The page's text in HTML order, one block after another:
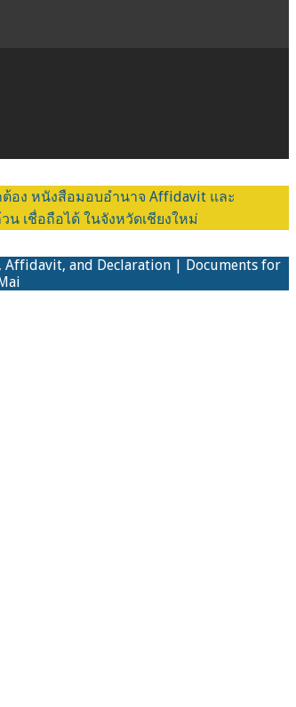
ต้อง หนังสือมอบอำนาจ Affidavit และ
เชื่อถือได้ ในจังหวัดเชียงใหม่
Affidavit, and Declaration | Documents for